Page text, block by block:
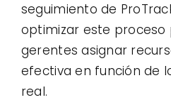
seguimiento de
optimizar este proceso
gerentes asignar
efectiva en función de
real.